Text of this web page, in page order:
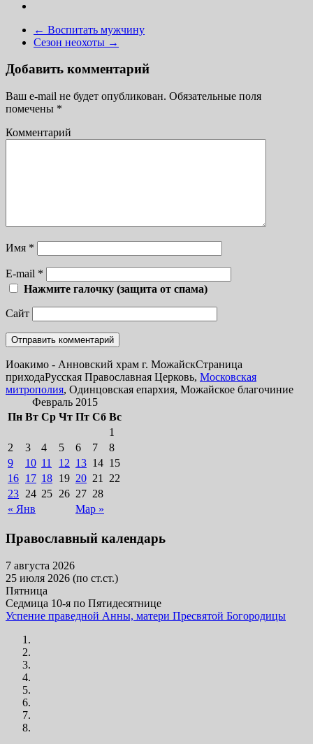
← Воспитать мужчину
Сезон неохоты →
Добавить комментарий
Ваш e-mail не будет опубликован. Обязательные поля
помечены *
Комментарий
Имя *
E-mail *
Нажмите галочку (защита от спама)
Сайт
Иоакимо - Анновский храм г. МожайскСтраница
приходаРусская Православная Церковь, Московская
митрополия, Одинцовская епархия, Можайское благочиние
Февраль 2015
Пн Вт Ср Чт Пт Сб Вс
« Янв Мар »
1
2
3 4 5 6 7
8
9
10 11 12 13 14 15
16 17 18 19 20 21
22
23 24 25 26 27 28
Православный календарь
7 августа 2026
25 июля 2026 (по ст.ст.)
Пятница
Седмица 10-я по Пятидесятнице
Успение праведной Анны, матери Пресвятой Богородицы